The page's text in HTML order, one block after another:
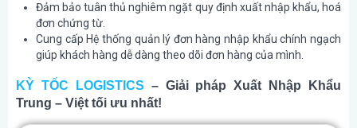
Đảm bảo tuân thủ nghiêm ngặt quy định xuất nhập khẩu, hoá
đơn chứng từ.
Cung cấp Hệ thống quản lý đơn hàng nhập khẩu chính ngạch
giúp khách hàng dễ dàng theo dõi đơn hàng của mình.
KỲ TỐC LOGISTICS – Giải pháp Xuất Nhập Khẩu
Trung – Việt tối ưu nhất!